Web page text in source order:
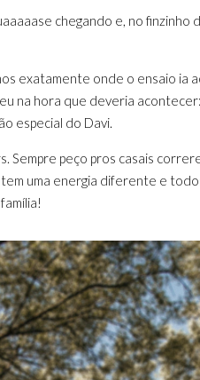
chegando e, no
exatamente onde o ensaio ia
na hora que deveria
especial do Davi.
peço pros casais
uma energia diferente e